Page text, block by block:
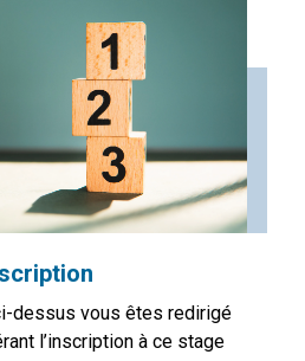
dessus vous êtes redirigé
l’inscription à ce stage